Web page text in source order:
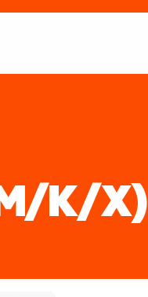
K/X)